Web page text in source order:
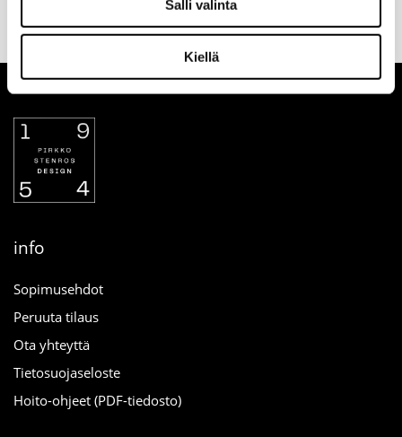
Salli valinta
Kiellä
yhteydessä
palautusoikeus
verkosta
info
Sopimusehdot
Peruuta tilaus
Ota yhteyttä
Tietosuojaseloste
Hoito-ohjeet (PDF-tiedosto)